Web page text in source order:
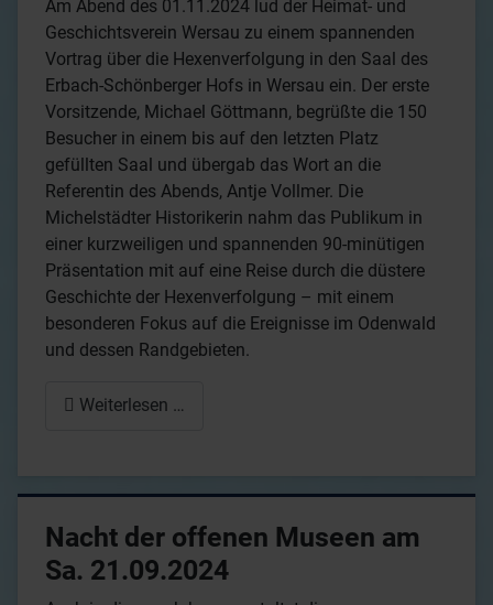
Am Abend des 01.11.2024 lud der Heimat- und
Geschichtsverein Wersau zu einem spannenden
Vortrag über die Hexenverfolgung in den Saal des
Erbach-Schönberger Hofs in Wersau ein. Der erste
Vorsitzende, Michael Göttmann, begrüßte die 150
Besucher in einem bis auf den letzten Platz
gefüllten Saal und übergab das Wort an die
Referentin des Abends, Antje Vollmer. Die
Michelstädter Historikerin nahm das Publikum in
einer kurzweiligen und spannenden 90-minütigen
Präsentation mit auf eine Reise durch die düstere
Geschichte der Hexenverfolgung – mit einem
besonderen Fokus auf die Ereignisse im Odenwald
und dessen Randgebieten.
Weiterlesen …
Nacht der offenen Museen am
Sa. 21.09.2024